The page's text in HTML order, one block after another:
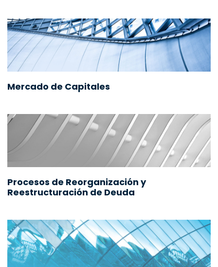
Mercado de Capitales
Procesos de Reorganización y
Reestructuración de Deuda